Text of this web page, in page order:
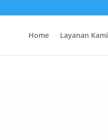
Home Layanan Kami